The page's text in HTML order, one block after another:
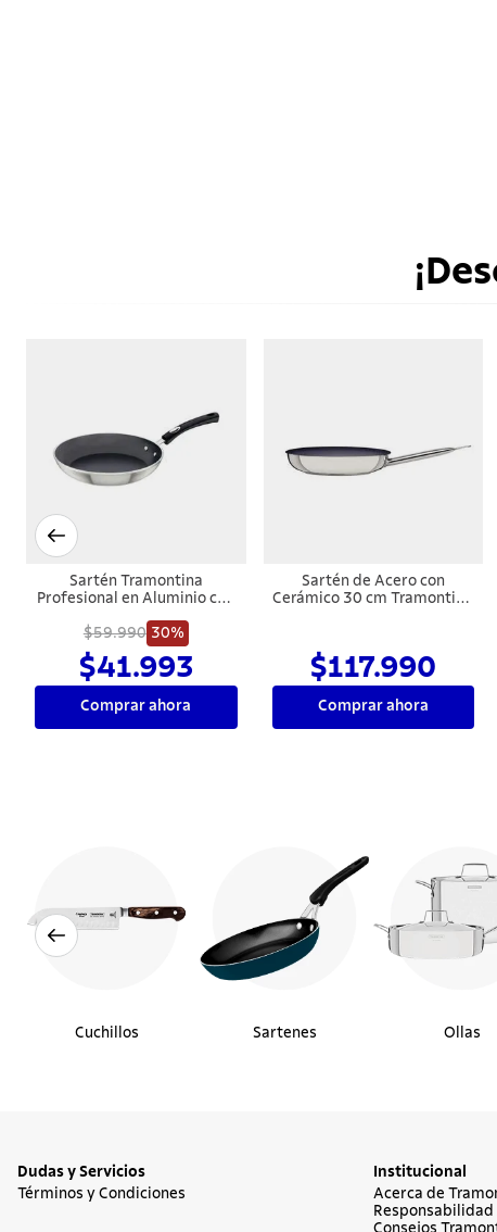
Sartén Tramontina
Profesional en Aluminio con
Antiadherente Starflon
Premium y Acabado
Externo Lijado 28 cm 2,4 L
$59.990 30%
$41.993
Comprar ahora
Sartén de Acero con
Cerámico 30 cm Tramontina
$117.990
Comprar ahora
Cuchillos Sartenes Ollas
Dudas y Servicios
Términos y Condiciones
Institucional
Acerca de
Responsabilidad
Consejos